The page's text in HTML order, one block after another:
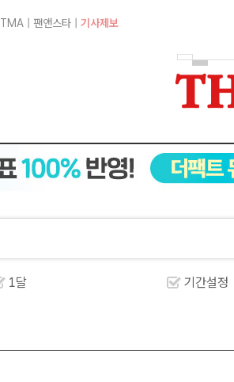
TMA 팬앤스타 기사제보
1달 기간설정